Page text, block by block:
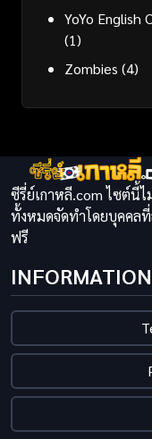
YoYo English
(1)
Zombies (4)
ซีรี่ย์เกาหลี.com ไซต์นี้
ทั้งหมดจัดทำโดยบุคคลที่
ฟรี
INFORMATION